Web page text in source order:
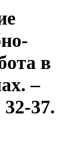
в
–
37.